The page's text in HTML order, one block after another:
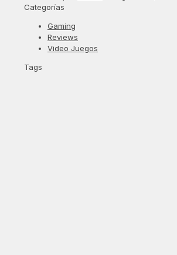
Categorías
Gaming
Reviews
Video Juegos
Tags